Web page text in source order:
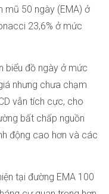
mũ 50 ngày (EMA) ở
23,6% ở mức
biểu đồ ngày ở mức
nhưng chưa chạm
vẫn tích cực, cho
bất chấp nguồn
động cao hơn và các
tại đường EMA 100